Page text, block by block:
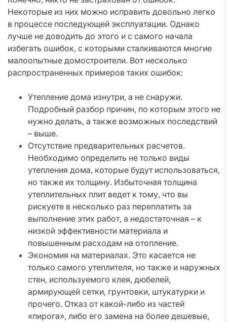
Некоторые из них можно исправить довольно легко
в процессе последующей эксплуатации. Однако
лучше не доводить до этого и с самого начала
избегать ошибок, с которыми сталкиваются многие
малоопытные домостроители. Вот несколько
распространенных примеров таких ошибок:
Утепление дома изнутри, а не снаружи.
Подробный разбор причин, по которым этого не
нужно делать, а также возможных последствий
– выше.
Отсутствие предварительных расчетов.
Необходимо определить не только виды
утепления дома, которые будут использоваться,
но также их толщину. Избыточная толщина
утеплительных плит ведет к тому, что вы
рискуете в несколько раз переплатить за
выполнение этих работ, а недостаточная – к
низкой эффективности материала и
повышенным расходам на отопление.
Экономия на материалах. Это касается не
только самого утеплителя, но также и наружных
стен, используемого клея, дюбелей,
армирующей сетки, грунтовки, штукатурки и
прочего. Отказ от какой-либо из частей
«пирога», либо его замена на более дешевые,